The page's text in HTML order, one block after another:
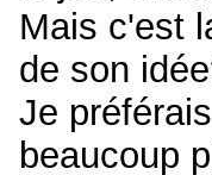
Mais c'est
de son
Je
beaucoup